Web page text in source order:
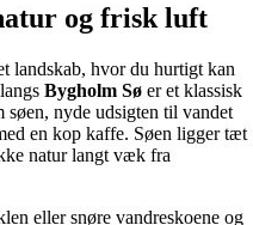
og frisk luft
landskab, hvor du hurtigt kan
Bygholm Sø er et klassisk
nyde udsigten til vandet
en kop kaffe. Søen ligger tæt
natur langt væk fra
eller snøre vandreskoene og